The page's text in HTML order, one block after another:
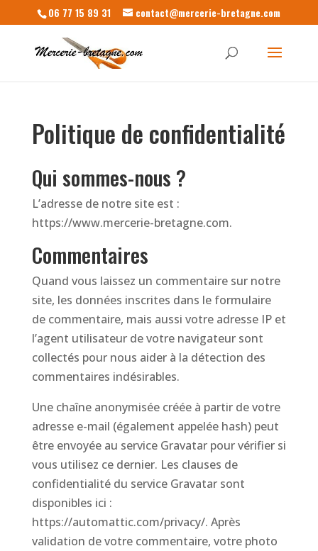
06 77 15 89 31 contact@mercerie-bretagne.com
Politique de confidentialité
Qui sommes-nous ?
L’adresse de notre site est :
https://www.mercerie-bretagne.com.
Commentaires
Quand vous laissez un commentaire sur notre
site, les données inscrites dans le formulaire
de commentaire, mais aussi votre adresse IP et
l’agent utilisateur de votre navigateur sont
collectés pour nous aider à la détection des
commentaires indésirables.
Une chaîne anonymisée créée à partir de votre
adresse e-mail (également appelée hash) peut
être envoyée au service Gravatar pour vérifier si
vous utilisez ce dernier. Les clauses de
confidentialité du service Gravatar sont
disponibles ici :
https://automattic.com/privacy/. Après
validation de votre commentaire, votre photo